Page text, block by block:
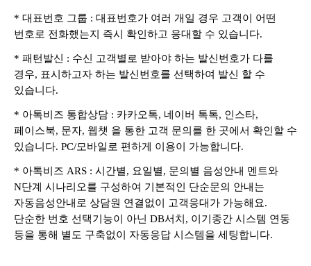
* 대표번호 그룹 : 대표번호가 여러 개일 경우 고객이 어떤
번호로 전화했는지 즉시 확인하고 응대할 수 있습니다.
* 패턴발신 : 수신 고객별로 받아야 하는 발신번호가 다를
경우, 표시하고자 하는 발신번호를 선택하여 발신 할 수
있습니다.
* 아톡비즈 통합상담 : 카카오톡, 네이버 톡톡, 인스타,
페이스북, 문자, 웹챗 을 통한 고객 문의를 한 곳에서 확인할 수
있습니다. PC/모바일로 편하게 이용이 가능합니다.
* 아톡비즈 ARS : 시간별, 요일별, 문의별 음성안내 멘트와
N단계 시나리오를 구성하여 기본적인 단순문의 안내는
자동음성안내로 상담원 연결없이 고객응대가 가능해요.
단순한 번호 선택기능이 아닌 DB서치, 이기종간 시스템 연동
등을 통해 별도 구축없이 자동응답 시스템을 세팅합니다.